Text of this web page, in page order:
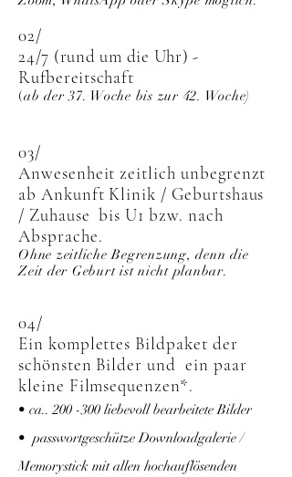
02/
24/7 (rund um die Uhr) -
Rufbereitschaft
(ab der 37. Woche bis zur 42. Woche)
03/
Anwesenheit zeitlich unbegrenzt
ab Ankunft Klinik / Geburtshaus
/ Zuhause bis U1 bzw. nach
Absprache.
Ohne zeitliche Begrenzung, denn die
Zeit der Geburt ist nicht planbar.
04/
Ein komplettes Bildpaket der
schönsten Bilder und ein paar
kleine Filmsequenzen*.
• ca.. 200 -300 liebevoll bearbeitete Bilder
• passwortgeschütze Downloadgalerie /
Memorystick mit allen hochauflösenden